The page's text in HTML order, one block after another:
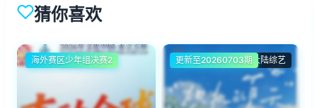
猜你喜欢
海外赛区少年组决赛2 大陆综艺
更新至20260703期